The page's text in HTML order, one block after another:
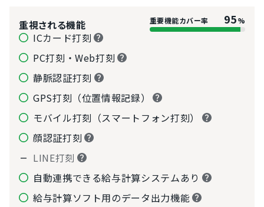
ト設定
重視される機能 重要機能カバー率 95%
ICカード打刻
PC打刻・Web打刻
静脈認証打刻
GPS打刻（位置情報記録）
モバイル打刻（スマートフォン打刻）
顔認証打刻
LINE打刻
自動連携できる給与計算システムあり
給与計算ソフト用のデータ出力機能